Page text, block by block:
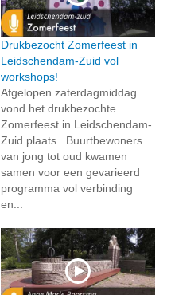
Drukbezocht Zomerfeest in
Leidschendam-Zuid vol
workshops!
Afgelopen zaterdagmiddag
vond het drukbezochte
Zomerfeest in Leidschendam-
Zuid plaats. Buurtbewoners
van jong tot oud kwamen
samen voor een gevarieerd
programma vol verbinding
en...